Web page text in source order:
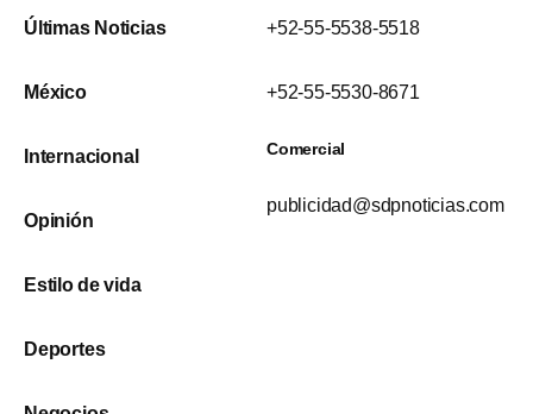
Últimas Noticias
México
Internacional
Opinión
Estilo de vida
Deportes
+52-55-5538-5518
+52-55-5530-8671
Comercial
publicidad@sdpnoticias.com